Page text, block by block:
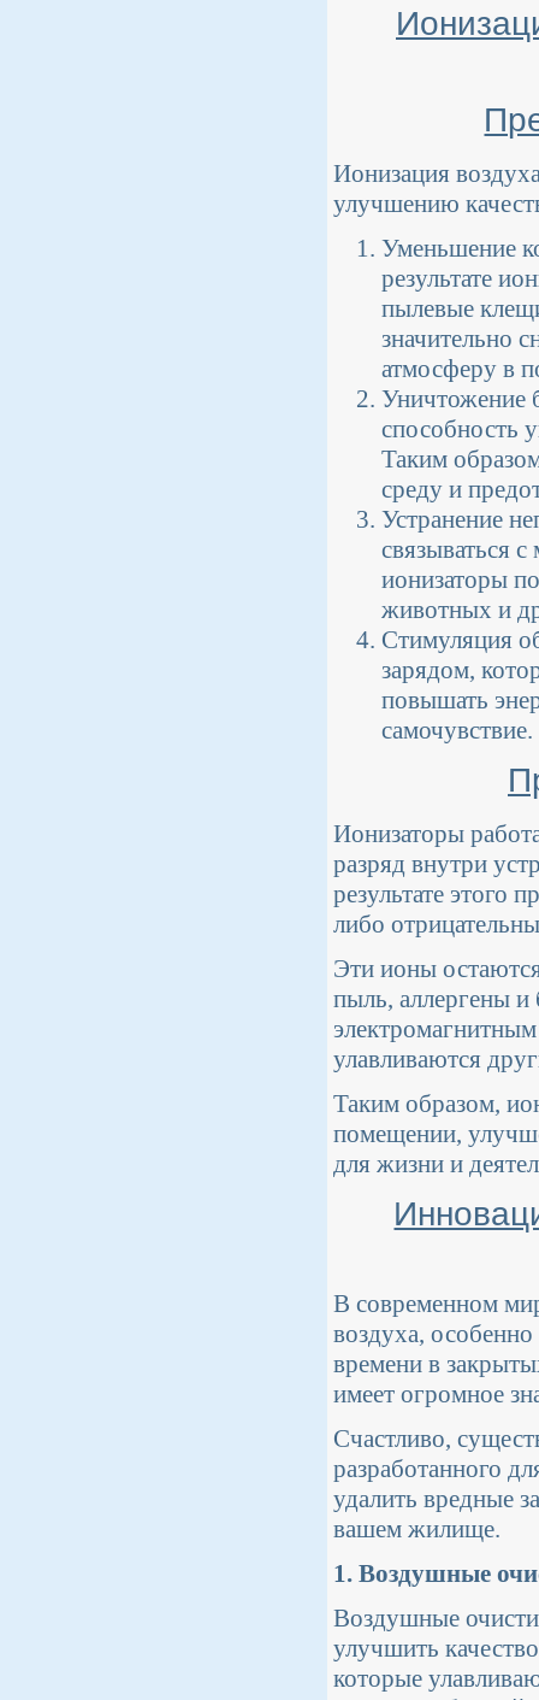
Ионизация
улучшению
Уменьшение
результате
пылевые
значительно
атмосферу в
Уничтожение
способность
Таким
среду и
Устранение
связываться
ионизаторы
животных и
Стимуляция
зарядом,
повышать
самочувствие.
Ионизаторы
разряд внутри
результате этого
либо
Эти ионы
пыль, аллергены и
улавливаются
Таким образом,
помещении,
для жизни и
В современном
воздуха,
времени в
имеет огромное
Счастливо,
разработанного
удалить вредные
вашем жилище.
1. Воздушные
Воздушные
улучшить
которые